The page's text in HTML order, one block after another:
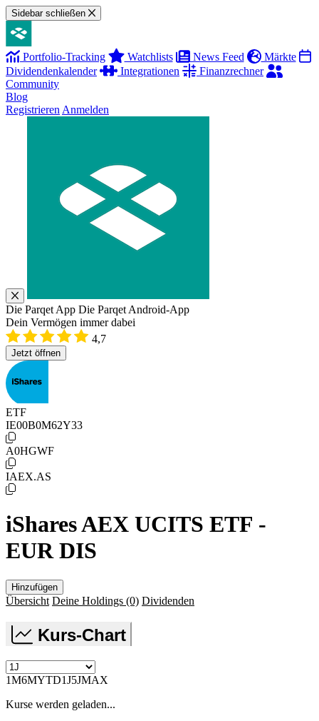
Sidebar schließen
Portfolio-Tracking Watchlists News Feed
Märkte
Dividendenkalender
Integrationen
Finanzrechner
Community
Blog
Registrieren Anmelden
Die Parqet App Die Parqet Android-App
Dein Vermögen immer dabei
4,7
Jetzt öffnen
ETF
IE00B0M62Y33
A0HGWF
IAEX.AS
iShares AEX UCITS ETF -
EUR DIS
Hinzufügen
Übersicht Deine Holdings (0) Dividenden
Kurs-Chart
1M6MYTD1J5JMAX
Kurse werden geladen...